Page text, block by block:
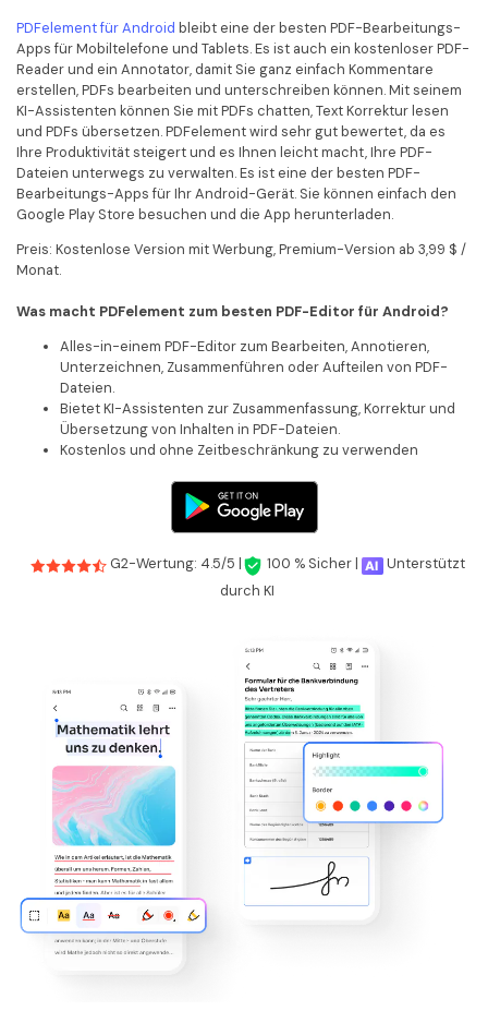
PDFelement für Android bleibt eine der besten PDF-Bearbeitungs-
Apps für Mobiltelefone und Tablets. Es ist auch ein kostenloser PDF-
Reader und ein Annotator, damit Sie ganz einfach Kommentare
erstellen, PDFs bearbeiten und unterschreiben können. Mit seinem
KI-Assistenten können Sie mit PDFs chatten, Text Korrektur lesen
und PDFs übersetzen. PDFelement wird sehr gut bewertet, da es
Ihre Produktivität steigert und es Ihnen leicht macht, Ihre PDF-
Dateien unterwegs zu verwalten. Es ist eine der besten PDF-
Bearbeitungs-Apps für Ihr Android-Gerät. Sie können einfach den
Google Play Store besuchen und die App herunterladen.
Preis: Kostenlose Version mit Werbung, Premium-Version ab 3,99 $ /
Monat.
Was macht PDFelement zum besten PDF-Editor für Android?
Alles-in-einem PDF-Editor zum Bearbeiten, Annotieren,
Unterzeichnen, Zusammenführen oder Aufteilen von PDF-
Dateien.
Bietet KI-Assistenten zur Zusammenfassung, Korrektur und
Übersetzung von Inhalten in PDF-Dateien.
Kostenlos und ohne Zeitbeschränkung zu verwenden
G2-Wertung: 4.5/5 | 100 % Sicher |
Unterstützt
durch KI